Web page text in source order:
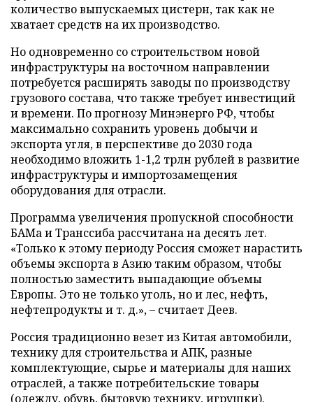
количество выпускаемых цистерн, так как не
хватает средств на их производство.
Но одновременно со строительством новой
инфраструктуры на восточном направлении
потребуется расширять заводы по производству
грузового состава, что также требует инвестиций
и времени. По прогнозу Минэнерго РФ, чтобы
максимально сохранить уровень добычи и
экспорта угля, в перспективе до 2030 года
необходимо вложить 1-1,2 трлн рублей в развитие
инфраструктуры и импортозамещения
оборудования для отрасли.
Программа увеличения пропускной способности
БАМа и Транссиба рассчитана на десять лет.
«Только к этому периоду Россия сможет нарастить
объемы экспорта в Азию таким образом, чтобы
полностью заместить выпадающие объемы
Европы. Это не только уголь, но и лес, нефть,
нефтепродукты и т. д.», – считает Деев.
Россия традиционно везет из Китая автомобили,
технику для строительства и АПК, разные
комплектующие, сырье и материалы для наших
отраслей, а также потребительские товары
(одежду, обувь, бытовую технику, игрушки).